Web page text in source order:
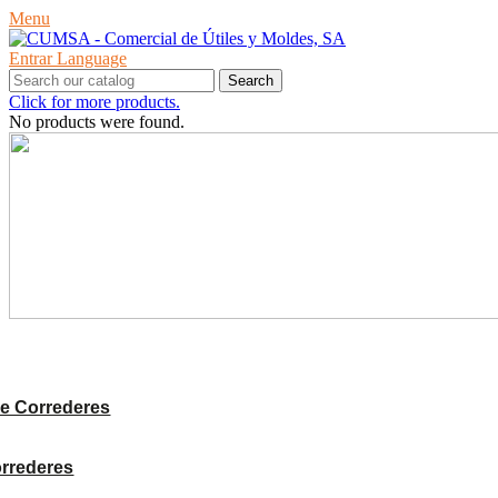
Menu
Entrar Language
Search
Click for more products.
No products were found.
Correderes